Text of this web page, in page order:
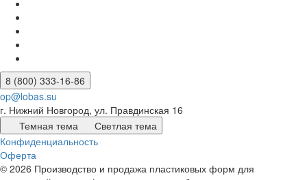
8 (800) 333-16-86
op@lobas.su
г. Нижний Новгород, ул. Правдинская 16
Темная тема
Светлая тема
Конфиденциальность
Оферта
© 2026 Производство и продажа пластиковых форм для